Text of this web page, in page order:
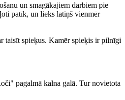
un smagākajiem darbiem pie
patīk, un lieks latiņš vienmēr
taisīt spieķus. Kamēr spieķis ir pilnīgi
pagalmā kalna galā. Tur novietota